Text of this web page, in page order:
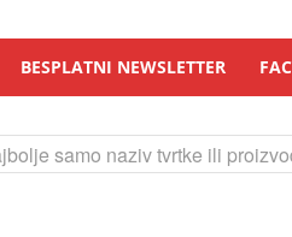
BESPLATNI NEWSLETTER
samo naziv tvrtke ili